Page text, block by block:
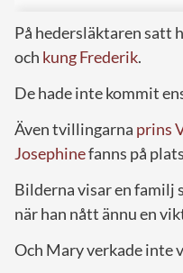
På hedersläktaren satt
och kung Frederik.
De hade inte kommit
Även tvillingarna prins
Josephinefanns på
Bilderna visar en familj
när han nått ännu en
Och Mary verkade inte